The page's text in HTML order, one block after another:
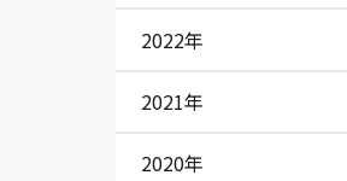
2022年
2021年
2020年